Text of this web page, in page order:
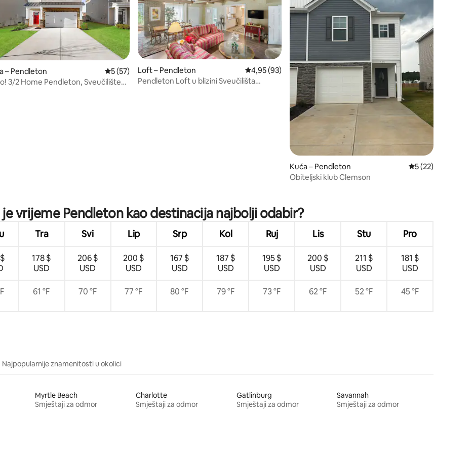
5/5, recenzija: 76
– Pendleton Prosječna ocjena: 5/5, recenzija: 57
5 (57)
3/2 Home Pendleton, Sveučilište
Loft – Pendleton Prosječna ocjena: 4,95/5, recenzija: 93
4,95 (93)
Pendleton Loft u blizini Sveučilišta
Kuća – Pendleton Prosječna ocjena:
5 (22)
Obiteljski klub Clemson
je vrijeme Pendleton kao destinacija najbolji odabir?
Tra Svi Lip Srp Kol Ruj Lis Stu Pro
178 $
USD
206 $
USD
200 $
USD
167 $
USD
187 $
USD
195 $
USD
200 $
USD
211 $
USD
181 $
USD
61 °F 70 °F 77 °F 80 °F 79 °F 73 °F 62 °F 52 °F 45 °F
Najpopularnije znamenitosti u okolici
Myrtle Beach
Smještaji za odmor
Charlotte
Smještaji za odmor
Gatlinburg
Smještaji za odmor
Savannah
Smještaji za odmor